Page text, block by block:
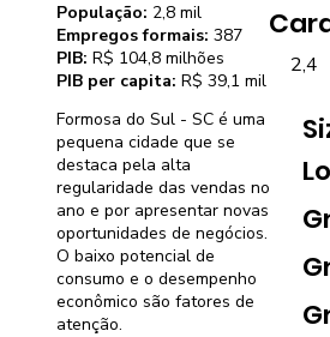
Formosa do Sul - SC é uma
pequena cidade que se
destaca pela alta
regularidade das vendas no
ano e por apresentar novas
oportunidades de negócios.
O baixo potencial de
consumo e o desempenho
econômico são fatores de
atenção.
2,4
População: 2,8 mil
Empregos formais: 387
PIB: R$ 104,8 milhões
PIB per capita: R$ 39,1 mil